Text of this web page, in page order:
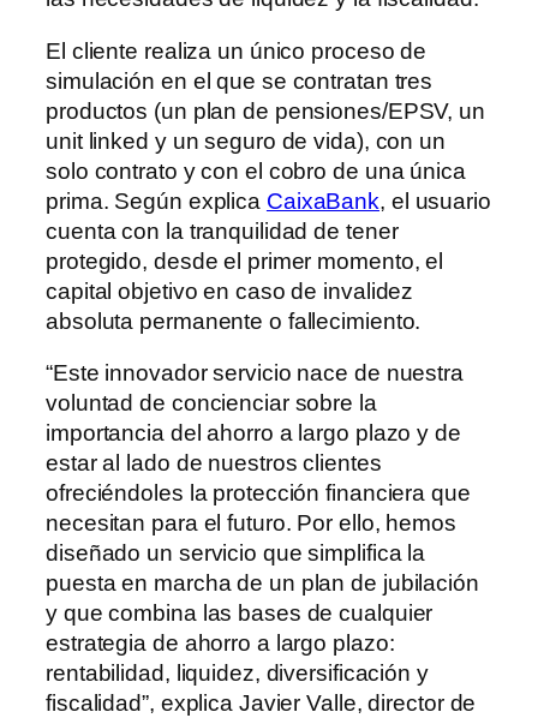
El cliente realiza un único proceso de
simulación en el que se contratan tres
productos (un plan de pensiones/EPSV, un
unit linked y un seguro de vida), con un
solo contrato y con el cobro de una única
prima. Según explica CaixaBank, el usuario
cuenta con la tranquilidad de tener
protegido, desde el primer momento, el
capital objetivo en caso de invalidez
absoluta permanente o fallecimiento.
“Este innovador servicio nace de nuestra
voluntad de concienciar sobre la
importancia del ahorro a largo plazo y de
estar al lado de nuestros clientes
ofreciéndoles la protección financiera que
necesitan para el futuro. Por ello, hemos
diseñado un servicio que simplifica la
puesta en marcha de un plan de jubilación
y que combina las bases de cualquier
estrategia de ahorro a largo plazo:
rentabilidad, liquidez, diversificación y
fiscalidad”, explica Javier Valle, director de